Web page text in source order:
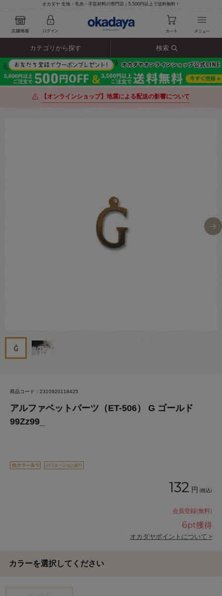
オカダヤ 生地・毛糸・手芸材料の専門店｜5,500円以上で送料無料！
カテゴリから探す 検索
【オンラインショップ】地震による配送の影響について
商品コード：2310920118425
アルファベットパーツ（ET-506） G ゴールド
99Zz99_
132 円 (税込)
会員登録(無料)
6pt獲得
オカダヤポイントについて >
カラーを選択してください